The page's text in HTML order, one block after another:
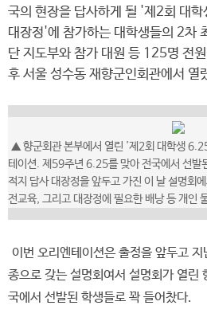
국의 현장을 답사하게 될 '제2회 대
대장정'에 참가하는 대학생들의 2차
단 지도부와 참가 대원 등 125명 전
후 서울 성수동 재향군인회관에서 열
▲ 향군회관 본부에서 열린 '제2회 대학생
테이션. 제59주년 6.25를 맞아 전국에서 선발
적지 답사 대장정을 앞두고 가진 이 날 설명회
전교육, 그리고 대장정에 필요한 배낭 등 개
이번 오리엔테이션은 출정을 앞두고
종으로 갖는 설명회여서 설명회가 열린
국에서 선발된 학생들로 꽉 들어찼다.